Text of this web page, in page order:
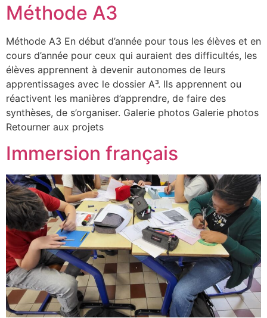
Méthode A3
Méthode A3 En début d’année pour tous les élèves et en
cours d’année pour ceux qui auraient des difficultés, les
élèves apprennent à devenir autonomes de leurs
apprentissages avec le dossier A³. Ils apprennent ou
réactivent les manières d’apprendre, de faire des
synthèses, de s’organiser. Galerie photos Galerie photos
Retourner aux projets
Immersion français